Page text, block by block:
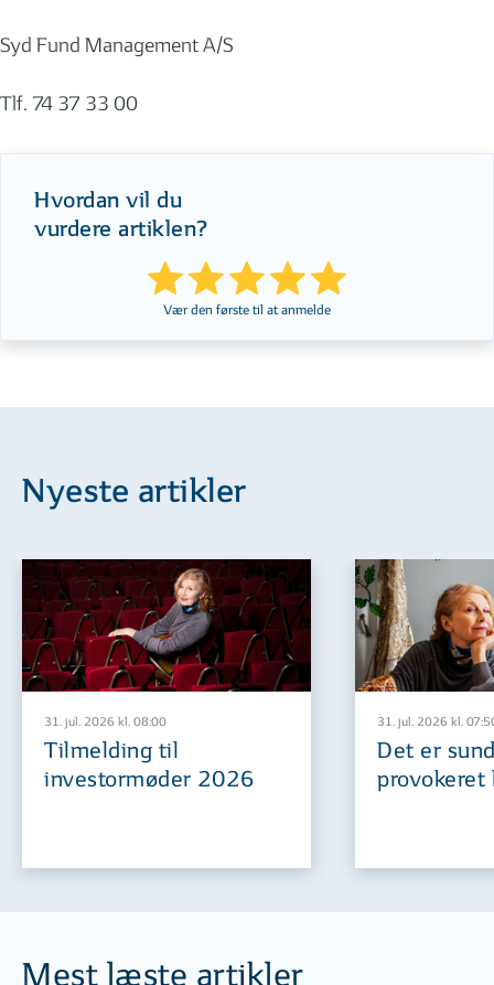
Syd Fund Management A/S
Tlf. 74 37 33 00
Hvordan vil du
vurdere artiklen?
Vær den første til at anmelde
Nyeste artikler
31. jul. 2026 kl. 08:00
Tilmelding til
investormøder 2026
31. jul. 2026 kl.
Det er
provokeret
Mest læste artikler